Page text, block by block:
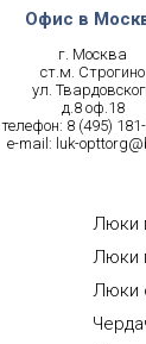
Офис в
г. Москва
ст.м. Строгино
ул.
д.8 оф.18
телефон: 8 (495)
e-mail: luk-
Люки
Люки
Люки